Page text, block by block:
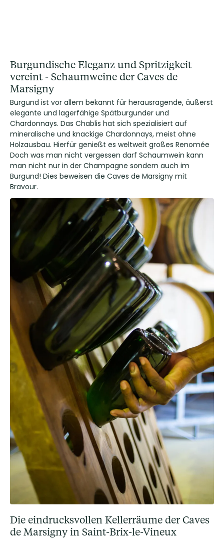
Burgundische Eleganz und Spritzigkeit
vereint - Schaumweine der Caves de
Marsigny
Burgund ist vor allem bekannt für herausragende, äußerst
elegante und lagerfähige Spätburgunder und
Chardonnays. Das Chablis hat sich spezialisiert auf
mineralische und knackige Chardonnays, meist ohne
Holzausbau. Hierfür genießt es weltweit großes Renomée
Doch was man nicht vergessen darf Schaumwein kann
man nicht nur in der Champagne sondern auch im
Burgund! Dies beweisen die Caves de Marsigny mit
Bravour.
Die eindrucksvollen Kellerräume der Caves
de Marsigny in Saint-Brix-le-Vineux